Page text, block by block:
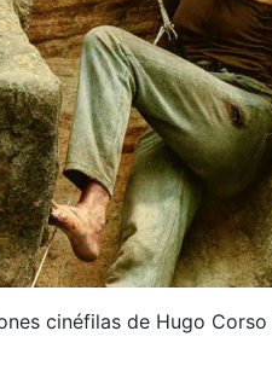
cinéfilas de Hugo Corso